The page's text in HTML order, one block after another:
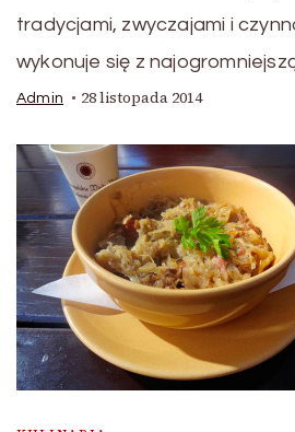
tradycjami, zwyczajami i
wykonuje się z
Admin 28 listopada 2014